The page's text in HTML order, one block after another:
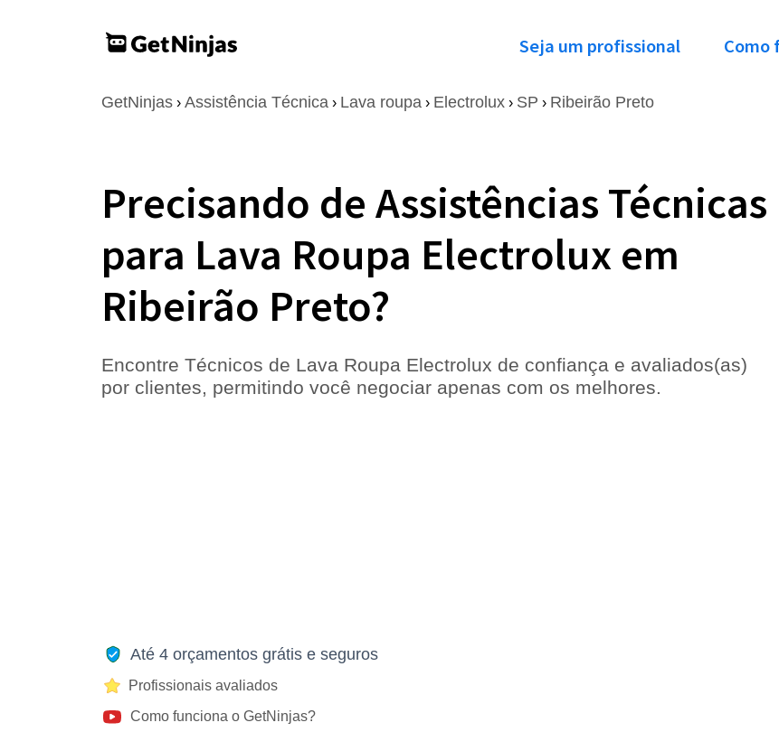
Seja um profissional Como
GetNinjas › Assistência Técnica › Lava roupa › Electrolux › SP › Ribeirão Preto
Precisando de Assistências Técnicas
para Lava Roupa Electrolux em
Ribeirão Preto?
Encontre Técnicos de Lava Roupa Electrolux de confiança e avaliados(as)
por clientes, permitindo você negociar apenas com os melhores.
Até 4 orçamentos grátis e seguros
Profissionais avaliados
Como funciona o GetNinjas?